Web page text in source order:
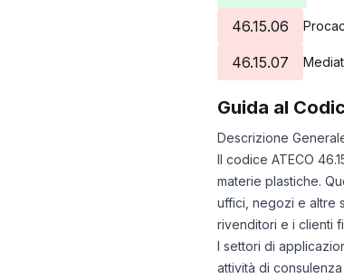
46.15.06
46.15.07
Guida al
Descrizione
Il codice ATECO
materie plastiche.
uffici, negozi e altre
rivenditori e i clienti
I settori di
attività di